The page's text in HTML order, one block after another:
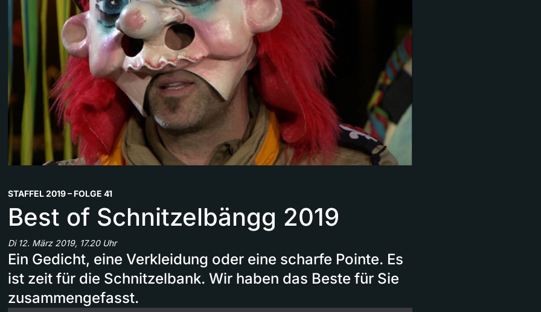
STAFFEL 2019 – FOLGE 41
Best of Schnitzelbängg 2019
Di 12. März 2019, 17.20 Uhr
Ein Gedicht, eine Verkleidung oder eine scharfe Pointe. Es
ist zeit für die Schnitzelbank. Wir haben das Beste für Sie
zusammengefasst.